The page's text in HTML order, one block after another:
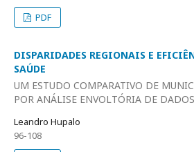
PDF
DISPARIDADES REGIONAIS E
SAÚDE
UM ESTUDO COMPARATIVO DE
POR ANÁLISE ENVOLTÓRIA DE
Leandro Hupalo
96-108